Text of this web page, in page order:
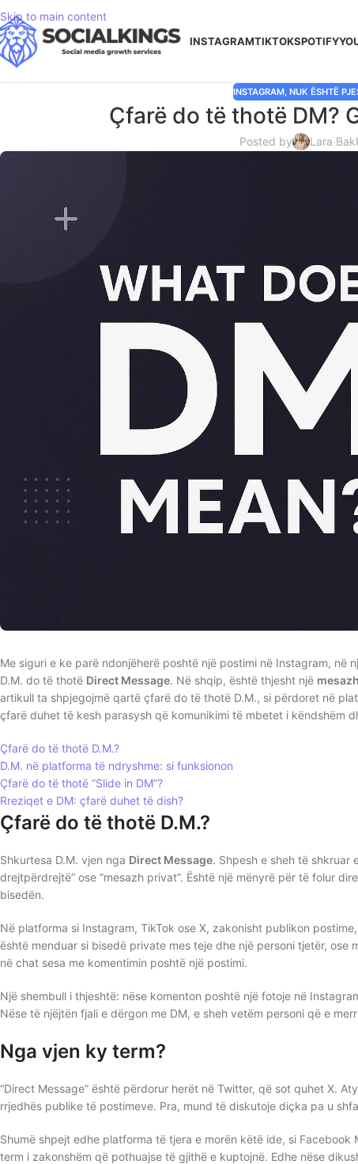
Skip to main content
INSTAGRAMTIKTOKSPOTIFY
INSTAGRAM,NUK ËSHTË
Çfarë do të thotë DM?
Posted by Lara
Me siguri e ke parë ndonjëherë poshtë një postimi në Instagram, në
D.M. do të thotë Direct Message. Në shqip, është thjesht një
artikull ta shpjegojmë qartë çfarë do të thotë D.M., si përdoret në
çfarë duhet të kesh parasysh që komunikimi të mbetet i këndshëm
Çfarë do të thotë D.M.?
D.M. në platforma të ndryshme: si funksionon
Çfarë do të thotë “Slide in DM”?
Rreziqet e DM: çfarë duhet të dish?
Çfarë do të thotë D.M.?
Shkurtesa D.M. vjen nga Direct Message. Shpesh e sheh të shkruar
drejtpërdrejtë” ose “mesazh privat”. Është një mënyrë për të folur
bisedën.
Në platforma si Instagram, TikTok ose X, zakonisht publikon
është menduar si bisedë private mes teje dhe një personi tjetër,
në chat sesa me komentimin poshtë një postimi.
Një shembull i thjeshtë: nëse komenton poshtë një fotoje në
Nëse të njëjtën fjali e dërgon me DM, e sheh vetëm personi që e
Nga vjen ky term?
“Direct Message” është përdorur herët në Twitter, që sot quhet X.
rrjedhës publike të postimeve. Pra, mund të diskutoje diçka pa u
Shumë shpejt edhe platforma të tjera e morën këtë ide, si Facebook
term i zakonshëm që pothuajse të gjithë e kuptojnë. Edhe nëse